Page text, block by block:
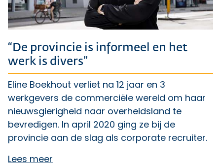
“De provincie is informeel en het
werk is divers”
Eline Boekhout verliet na 12 jaar en 3
werkgevers de commerciële wereld om haar
nieuwsgierigheid naar overheidsland te
bevredigen. In april 2020 ging ze bij de
provincie aan de slag als corporate recruiter.
Lees meer